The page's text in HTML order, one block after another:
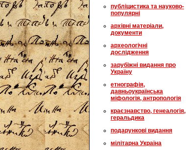
публіцистика та науково-
популярні
архівні матеріали,
документи
археологічні
дослідження
зарубіжні видання про
Україну
етнографія,
давньоукраїнська
міфологія, антропологія
краєзнавство, генеалогія,
геральдика
подарункові видання
мілітарна Україна